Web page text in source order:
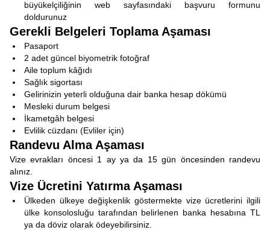
büyükelçiliğinin web sayfasındaki başvuru formunu
doldurunuz
Gerekli Belgeleri Toplama Aşaması
Pasaport
2 adet güncel biyometrik fotoğraf
Aile toplum kâğıdı
Sağlık sigortası
Gelirinizin yeterli olduğuna dair banka hesap dökümü
Mesleki durum belgesi
İkametgâh belgesi
Evlilik cüzdanı (Evliler için)
Randevu Alma Aşaması
Vize evrakları öncesi 1 ay ya da 15 gün öncesinden randevu
alınız.
Vize Ücretini Yatırma Aşaması
Ülkeden ülkeye değişkenlik göstermekte vize ücretlerini ilgili
ülke konsolosluğu tarafından belirlenen banka hesabına TL
ya da döviz olarak ödeyebilirsiniz.